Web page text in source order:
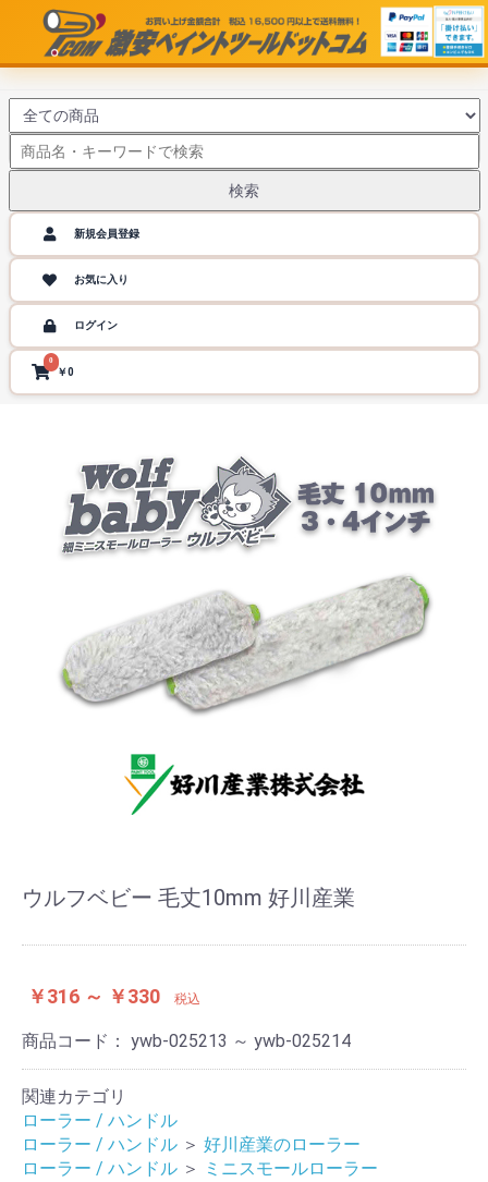
検索
新規会員登録
お気に入り
ログイン
0
￥0
ウルフベビー 毛丈10mm 好川産業
￥316 ～ ￥330 税込
商品コード： ywb-025213 ～ ywb-025214
関連カテゴリ
ローラー / ハンドル
ローラー / ハンドル ＞ 好川産業のローラー
ローラー / ハンドル ＞
ミニスモールローラー